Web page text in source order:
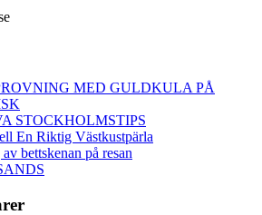
MED GULDKULA PÅ
STOCKHOLMSTIPS
En Riktig Västkustpärla
bettskenan på resan